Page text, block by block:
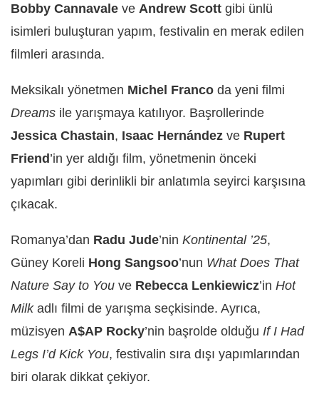
Bobby Cannavale ve Andrew Scott gibi ünlü
isimleri buluşturan yapım, festivalin en merak edilen
filmleri arasında.
Meksikalı yönetmen Michel Franco da yeni filmi
Dreams ile yarışmaya katılıyor. Başrollerinde
Jessica Chastain, Isaac Hernández ve Rupert
Friend’in yer aldığı film, yönetmenin önceki
yapımları gibi derinlikli bir anlatımla seyirci karşısına
çıkacak.
Romanya’dan Radu Jude’nin Kontinental ’25,
Güney Koreli Hong Sangsoo’nun What Does That
Nature Say to You ve Rebecca Lenkiewicz’in Hot
Milkadlı filmi de yarışma seçkisinde. Ayrıca,
müzisyen A$AP Rocky’nin başrolde olduğu If I Had
Legs I’d Kick You, festivalin sıra dışı yapımlarından
biri olarak dikkat çekiyor.